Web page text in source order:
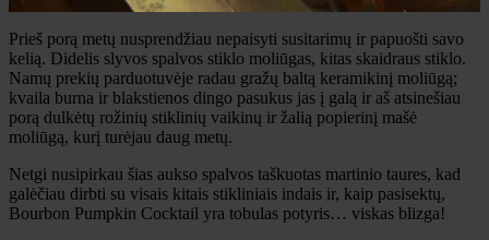
Prieš porą metų nusprendžiau nepaisyti susitarimų ir papuošti savo
kelią. Didelis slyvos spalvos stiklo moliūgas, kitas skaidraus stiklo.
Namų prekių parduotuvėje radau gražų baltą keramikinį moliūgą;
kvaila burna ir blakstienos dingo pasukus jas į galą ir aš atsinešiau
porą dulkėtų rožinių stiklinių vaikinų ir žalią popierinį mašė
moliūgą, kurį turėjau daug metų.
Netgi nusipirkau šias aukso spalvos taškuotas martinio taures, kad
galėčiau dirbti su visais kitais stikliniais indais ir, kaip pasisektų,
Bourbon Pumpkin Cocktail yra tobulas potyris… viskas blizga!